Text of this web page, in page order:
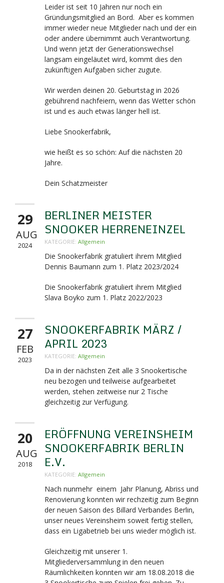
Leider ist seit 10 Jahren nur noch ein
Gründungsmitglied an Bord. Aber es kommen
immer wieder neue Mitglieder nach und der ein
oder andere übernimmt auch Verantwortung.
Und wenn jetzt der Generationswechsel
langsam eingeläutet wird, kommt dies den
zukünftigen Aufgaben sicher zugute.
Wir werden deinen 20. Geburtstag in 2026
gebührend nachfeiern, wenn das Wetter schön
ist und es auch etwas länger hell ist.
Liebe Snookerfabrik,
wie heißt es so schön: Auf die nächsten 20
Jahre.
Dein Schatzmeister
29
AUG
2024
BERLINER MEISTER
SNOOKER HERRENEINZEL
KATEGORIE: Allgemein
Die Snookerfabrik gratuliert ihrem Mitglied
Dennis Baumann zum 1. Platz 2023/2024
Die Snookerfabrik gratuliert ihrem Mitglied
Slava Boyko zum 1. Platz 2022/2023
27
FEB
2023
SNOOKERFABRIK MÄRZ /
APRIL 2023
KATEGORIE: Allgemein
Da in der nächsten Zeit alle 3 Snookertische
neu bezogen und teilweise aufgearbeitet
werden, stehen zeitweise nur 2 Tische
gleichzeitig zur Verfügung.
20
AUG
2018
ERÖFFNUNG VEREINSHEIM
SNOOKERFABRIK BERLIN
E.V.
KATEGORIE: Allgemein
Nach nunmehr einem Jahr Planung, Abriss und
Renovierung konnten wir rechzeitig zum Beginn
der neuen Saison des Billard Verbandes Berlin,
unser neues Vereinsheim soweit fertig stellen,
dass ein Ligabetrieb bei uns wieder möglich ist.
Gleichzeitig mit unserer 1.
Mitgliederversammlung in den neuen
Räumlichkeiten konnten wir am 18.08.2018 die